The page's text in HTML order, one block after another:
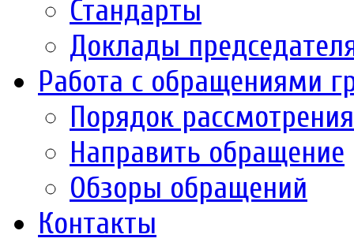
Стандарты
Доклады
Работа с обращениями
Порядок
Направить обращение
Обзоры обращений
Контакты